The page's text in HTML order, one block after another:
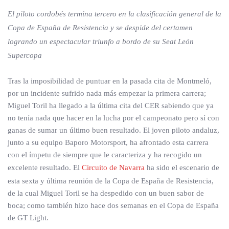
El piloto cordobés termina tercero en la clasificación general de la
Copa de España de Resistencia y se despide del certamen
logrando un espectacular triunfo a bordo de su Seat León
Supercopa
Tras la imposibilidad de puntuar en la pasada cita de Montmeló,
por un incidente sufrido nada más empezar la primera carrera;
Miguel Toril ha llegado a la última cita del CER sabiendo que ya
no tenía nada que hacer en la lucha por el campeonato pero sí con
ganas de sumar un último buen resultado. El joven piloto andaluz,
junto a su equipo Baporo Motorsport, ha afrontado esta carrera
con el ímpetu de siempre que le caracteriza y ha recogido un
excelente resultado. El Circuito de Navarra ha sido el escenario de
esta sexta y última reunión de la Copa de España de Resistencia,
de la cual Miguel Toril se ha despedido con un buen sabor de
boca; como también hizo hace dos semanas en el Copa de España
de GT Light.